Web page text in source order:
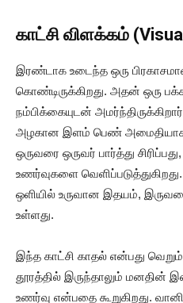
காட்சி விளக்கம்
இரண்டாக உடைந்த ஒரு
கொண்டிருக்கிறது. அதன் ஒரு
நம்பிக்கையுடன்
அழகான இளம் பெண் அமைதியாக
ஒருவரை ஒருவர் பார்த்து
உணர்வுகளை
ஒளியில் உருவான இதயம்,
உள்ளது.
இந்த காட்சி காதல் என்பது
தூரத்தில் இருந்தாலும் மனதின்
உணர்வு என்பதை கூறுகிறது.